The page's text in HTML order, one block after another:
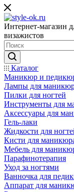
Интернет-магазин
визажистов
Каталог
Маникюр и
Лампы для
Пилки для ногтей
Инструменты для
Аксессуары для
Гель-лаки
Жидкости для
Кисти для
Мебель для
Парафинотерапия
Уход за ногтями
Ванночка для
Аппарат для